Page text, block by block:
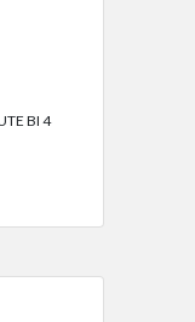
BI 4